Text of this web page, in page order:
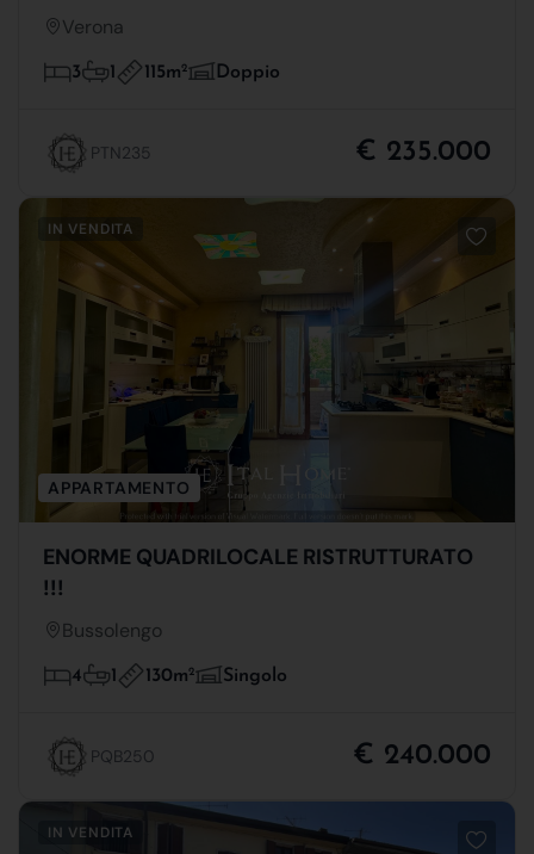
Verona
3 1 115m2 Doppio
PTN235 € 235.000
IN VENDITA
APPARTAMENTO
ENORME QUADRILOCALE RISTRUTTURATO
!!!
Bussolengo
4 1 130m2 Singolo
PQB250 € 240.000
IN VENDITA